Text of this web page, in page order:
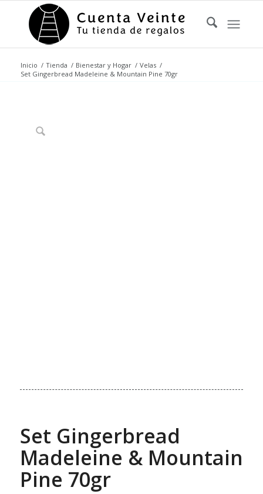
Inicio / Tienda / Bienestar y Hogar / Velas /
Set Gingerbread Madeleine & Mountain Pine 70gr
Set Gingerbread
Madeleine & Mountain
Pine 70gr